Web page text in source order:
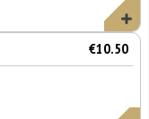
€10.50